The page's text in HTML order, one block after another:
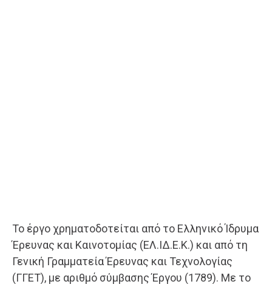
Το έργο χρηματοδοτείται από το Ελληνικό Ίδρυμα
Έρευνας και Καινοτομίας (ΕΛ.ΙΔ.Ε.Κ.) και από τη
Γενική Γραμματεία Έρευνας και Τεχνολογίας
(ΓΓΕΤ), με αριθμό σύμβασης Έργου (1789). Με το